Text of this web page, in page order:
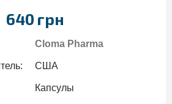
640 грн
Cloma Pharma
США
Капсулы